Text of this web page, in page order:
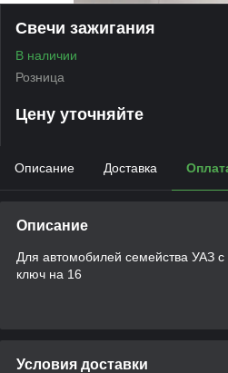
Свечи зажигания
В наличии
Розница
Цену уточняйте
Описание Доставка
Описание
Для автомобилей семейства УАЗ
ключ на 16
Условия доставки